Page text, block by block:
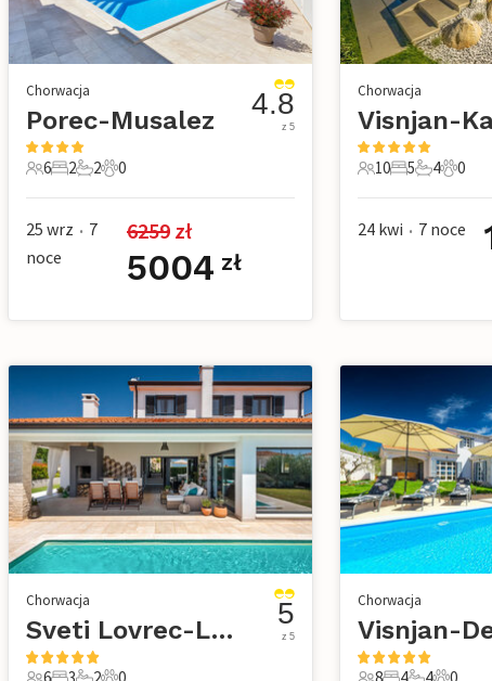
Chorwacja
Porec-Musalez
6 Goście
6
2 Sypialnie
2
2 Łazienki
2
0 Zwierzęta domowe
0
4.8
z 5
25 wrz • 7
noce
6259 zł
5004 zł
Chorwacja
Visnjan-
10 Goście
10
5 Sypialnie
5
4 Łazienki
4
0
0
24 kwi • 7 noce
Chorwacja
Sveti Lovrec-Lovrec 5
z 5
Chorwacja
Visnjan-